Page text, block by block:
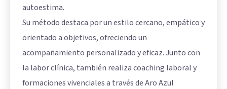
autoestima.
Su método destaca por un estilo cercano, empático y
orientado a objetivos, ofreciendo un
acompañamiento personalizado y eficaz. Junto con
la labor clínica, también realiza coaching laboral y
formaciones vivenciales a través de Aro Azul